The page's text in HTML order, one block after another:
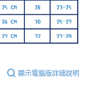
顯示電腦版詳細說明